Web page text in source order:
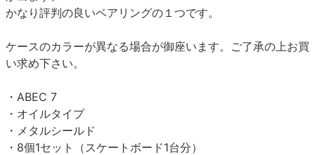
かなり評判の良いベアリングの１つです。
ケースのカラーが異なる場合が御座います。ご了承の上お買
い求め下さい。
・ABEC 7
・オイルタイプ
・メタルシールド
・8個1セット（スケートボード1台分）